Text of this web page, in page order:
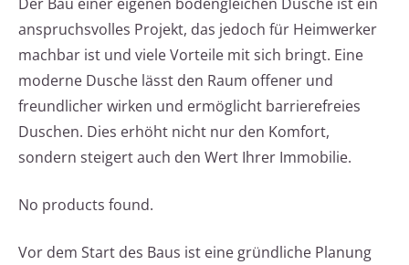
anspruchsvolles Projekt, das jedoch für Heimwerker
machbar ist und viele Vorteile mit sich bringt. Eine
moderne Dusche lässt den Raum offener und
freundlicher wirken und ermöglicht barrierefreies
Duschen. Dies erhöht nicht nur den Komfort,
sondern steigert auch den Wert Ihrer Immobilie.
No products found.
Vor dem Start des Baus ist eine gründliche Planung